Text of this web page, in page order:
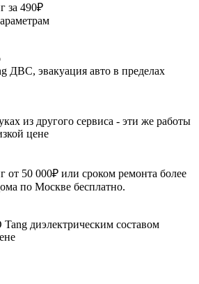
за 490₽
ДВС, эвакуация авто в пределах
из другого сервиса - эти же работы
цене
50 000₽ или сроком ремонта более
по Москве бесплатно.
диэлектрическим составом